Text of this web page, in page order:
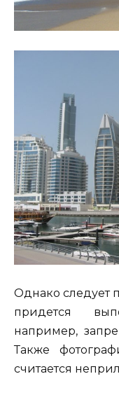
Однако следует
придется
например,
Также
считается